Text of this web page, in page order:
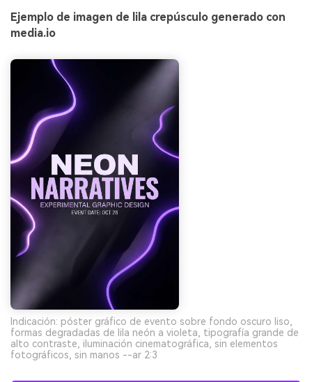
Ejemplo de imagen de lila crepúsculo generado con
media.io
Indicación: póster gráfico de evento sobre fondo oscuro liso,
formas degradadas de lila neón a violeta, tipografía grande de
alto contraste, iluminación cinematográfica, sin elementos
fotográficos, sin manos --ar 2:3